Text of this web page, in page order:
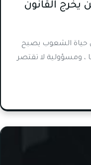
القانون
حياة الشعوب يصبح
، ومسؤولية لا تقتصر